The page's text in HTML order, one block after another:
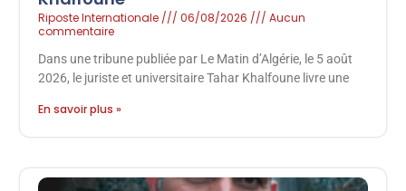
Riposte Internationale 06/08/2026
Aucun
commentaire
Dans une tribune publiée par Le Matin d’Algérie, le 5 août
2026, le juriste et universitaire Tahar Khalfoune livre une
En savoir plus »